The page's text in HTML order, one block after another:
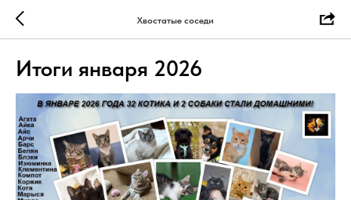
Хвостатые соседи
Итоги января 2026